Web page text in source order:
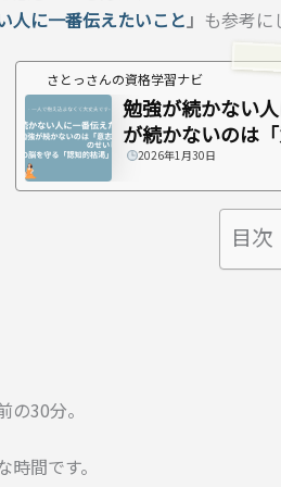
人に一番伝えたいこと 」 も参考に
さとっさんの資格学習ナビ
勉強が続かない
が続かないのは
2026年1月30日
目次
の30分。
時間です。